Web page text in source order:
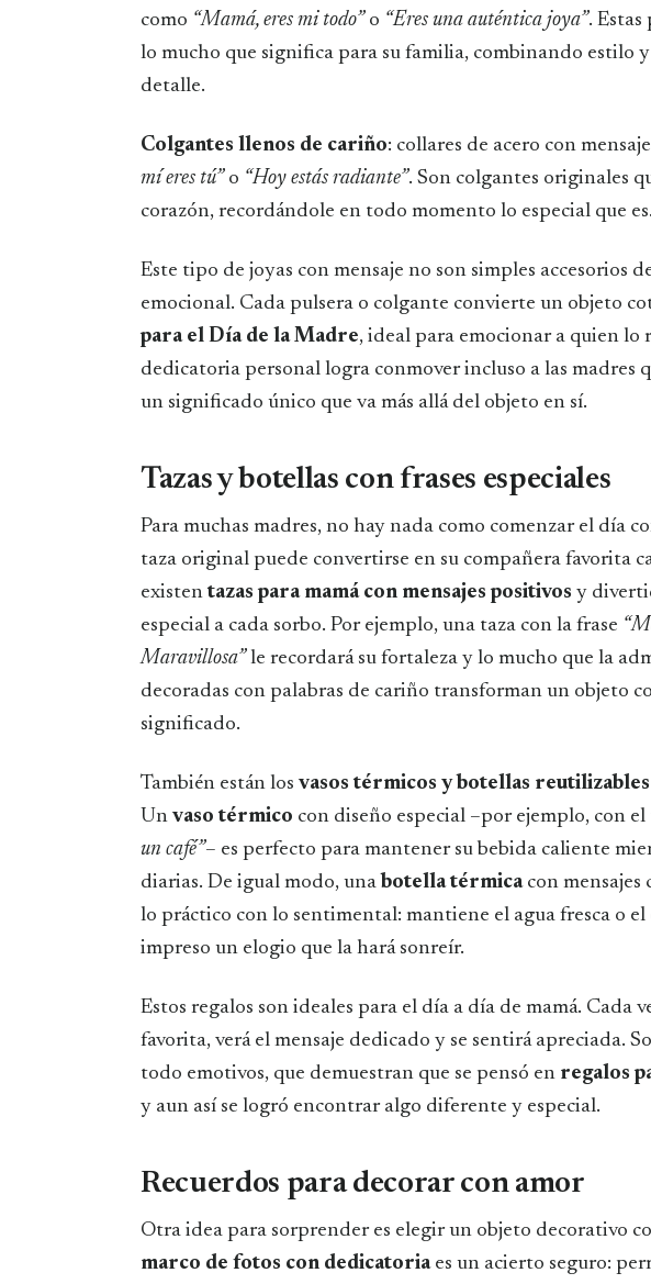
como “Mamá, eres mi todo”o “Eres una auténtica joya”. Estas
lo mucho que significa para su familia, combinando estilo
detalle.
Colgantes llenos de cariño: collares de acero con
mí eres tú”o “Hoy estás radiante”. Son colgantes originales
corazón, recordándole en todo momento lo especial que es.
Este tipo de joyas con mensaje no son simples accesorios
emocional. Cada pulsera o colgante convierte un objeto
para el Día de la Madre, ideal para emocionar a quien lo
dedicatoria personal logra conmover incluso a las madres
un significado único que va más allá del objeto en sí.
Tazas y botellas con frases especiales
Para muchas madres, no hay nada como comenzar el día
taza original puede convertirse en su compañera favorita
existentazas para mamá con mensajes positivos y
especial a cada sorbo. Por ejemplo, una taza con la frase
Maravillosa”le recordará su fortaleza y lo mucho que la
decoradas con palabras de cariño transforman un objeto
significado.
También están los vasos térmicos y botellas reutilizables
Un vaso térmico con diseño especial –por ejemplo, con
un café”– es perfecto para mantener su bebida caliente
diarias. De igual modo, una botella térmicacon mensajes
lo práctico con lo sentimental: mantiene el agua fresca o el
impreso un elogio que la hará sonreír.
Estos regalos son ideales para el día a día de mamá. Cada
favorita, verá el mensaje dedicado y se sentirá apreciada.
todo emotivos, que demuestran que se pensó en regalos
y aun así se logró encontrar algo diferente y especial.
Recuerdos para decorar con amor
Otra idea para sorprender es elegir un objeto decorativo
marco de fotos con dedicatoriaes un acierto seguro: